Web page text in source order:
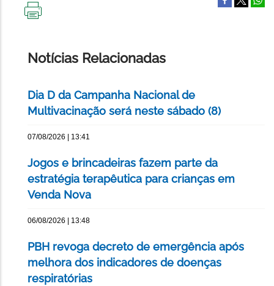
Notícias Relacionadas
Dia D da Campanha Nacional de
Multivacinação será neste sábado (8)
07/08/2026 | 13:41
Jogos e brincadeiras fazem parte da
estratégia terapêutica para crianças em
Venda Nova
06/08/2026 | 13:48
PBH revoga decreto de emergência após
melhora dos indicadores de doenças
respiratórias